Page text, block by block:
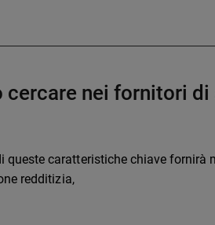
nei fornitori
queste caratteristiche chiave
redditizia,